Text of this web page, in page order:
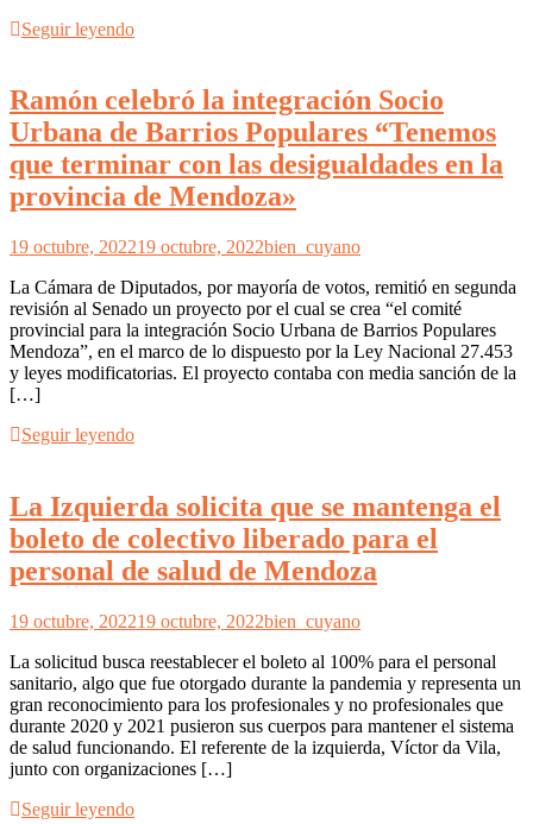
Seguir leyendo
Ramón celebró la integración Socio
Urbana de Barrios Populares “Tenemos
que terminar con las desigualdades en la
provincia de Mendoza»
19 octubre, 202219 octubre, 2022bien_cuyano
La Cámara de Diputados, por mayoría de votos, remitió en segunda
revisión al Senado un proyecto por el cual se crea “el comité
provincial para la integración Socio Urbana de Barrios Populares
Mendoza”, en el marco de lo dispuesto por la Ley Nacional 27.453
y leyes modificatorias. El proyecto contaba con media sanción de la
[…]
Seguir leyendo
La Izquierda solicita que se mantenga el
boleto de colectivo liberado para el
personal de salud de Mendoza
19 octubre, 202219 octubre, 2022bien_cuyano
La solicitud busca reestablecer el boleto al 100% para el personal
sanitario, algo que fue otorgado durante la pandemia y representa un
gran reconocimiento para los profesionales y no profesionales que
durante 2020 y 2021 pusieron sus cuerpos para mantener el sistema
de salud funcionando. El referente de la izquierda, Víctor da Vila,
junto con organizaciones […]
Seguir leyendo